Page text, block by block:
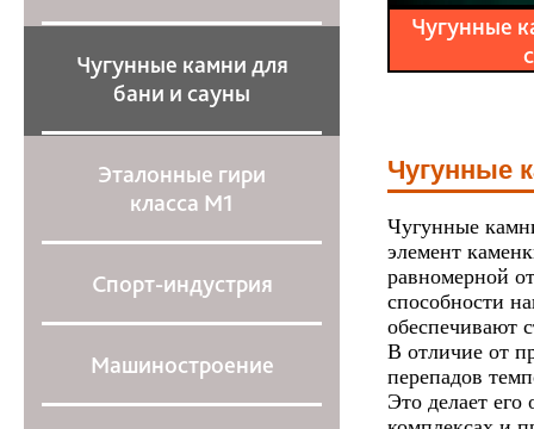
Чугунные камни для
бани и сауны
Эталонные гири
класса М1
Спорт-индустрия
Машиностроение
Чугунные
Чугунные
Чугунные
элемент
равномерной
способности
обеспечивают
В отличие от
перепадов
Это делает